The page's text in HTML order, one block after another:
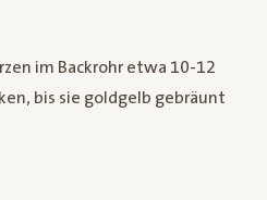
im Backrohr etwa 10-12
bis sie goldgelb gebräunt